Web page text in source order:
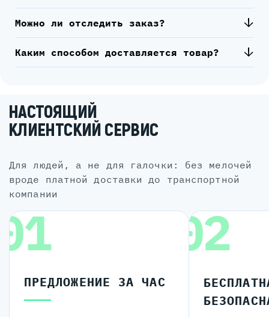
Можно ли отследить заказ?
Каким способом доставляется товар?
НАСТОЯЩИЙ
КЛИЕНТСКИЙ СЕРВИС
для людей, а не для галочки: без мелочей
вроде платной доставки до транспортной
компании
ПРЕДЛОЖЕНИЕ ЗА ЧАС
02